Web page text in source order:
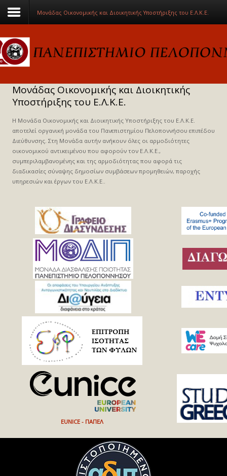
ΠΑΝΕΠΙΣΤΗΜΙΟ
ΕΡΕΥΝΑ
ΥΠΗΡΕΣΙΕΣ
ΕΚΔΗΛΩΣΕΙΣ
ΑΝΑΚΟΙΝΩΣΕΙΣ
Μονάδας Οικονομικής και Διοικητικής Υποστήριξης του Ε.Λ.Κ.Ε.
Μονάδας Οικονομικής και Διοικητικής
Υποστήριξης του Ε.Λ.Κ.Ε.
H Μονάδα Οικονομικής και Διοικητικής Υποστήριξης του Ε.Λ.Κ.Ε.
αποτελεί οργανική μονάδα του Πανεπιστημίου Πελοποννήσου επιπέδου
Διεύθυνσης. Στη Μονάδα αυτήν ανήκουν όλες οι αρμοδιότητες
οικονομικού αντικειμένου που αφορούν τον Ε.Λ.Κ.Ε.,
συμπεριλαμβανομένης και της αρμοδιότητας που αφορά τις
διαδικασίες σύναψης δημοσίων συμβάσεων προμηθειών, παροχής
υπηρεσιών και έργων του Ε.Λ.Κ.Ε..
EUNICE - ΠΑΠΕΛ